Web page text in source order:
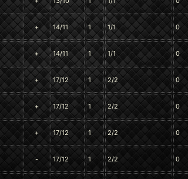
+ 14/11 1 1/1 0
+ 14/11 1 1/1 0
+ 17/12 1 2/2 0
+ 17/12 1 2/2 0
+ 17/12 1 2/2 0
- 17/12 1 2/2 0